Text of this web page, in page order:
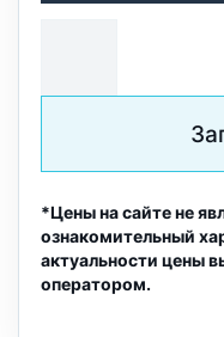
*Цены на сайте не
ознакомительный
актуальности цены
оператором.